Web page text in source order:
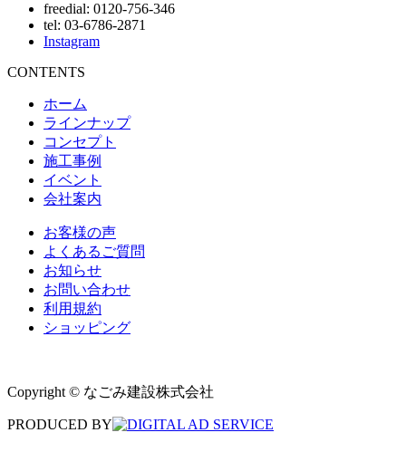
freedial: 0120-756-346
tel: 03-6786-2871
Instagram
CONTENTS
ホーム
ラインナップ
コンセプト
施工事例
イベント
会社案内
お客様の声
よくあるご質問
お知らせ
お問い合わせ
利用規約
ショッピング
Copyright © なごみ建設株式会社
PRODUCED BY